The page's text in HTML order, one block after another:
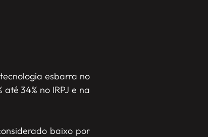
esbarra no
34% no IRPJ e na
baixo por